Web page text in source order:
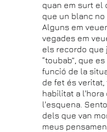
quan em surt el
que un blanc no
Alguns em
vegades em
els recordo que
“toubab”, que
funció de la
de fet és veritat,
habilitat a l'hora
l'esquena.
dels que van
meus